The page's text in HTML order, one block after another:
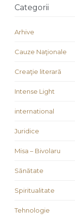
Categorii
Arhive
Cauze Naţionale
Creaţie literară
Intense Light
international
Juridice
Misa – Bivolaru
Sănătate
Spiritualitate
Tehnologie